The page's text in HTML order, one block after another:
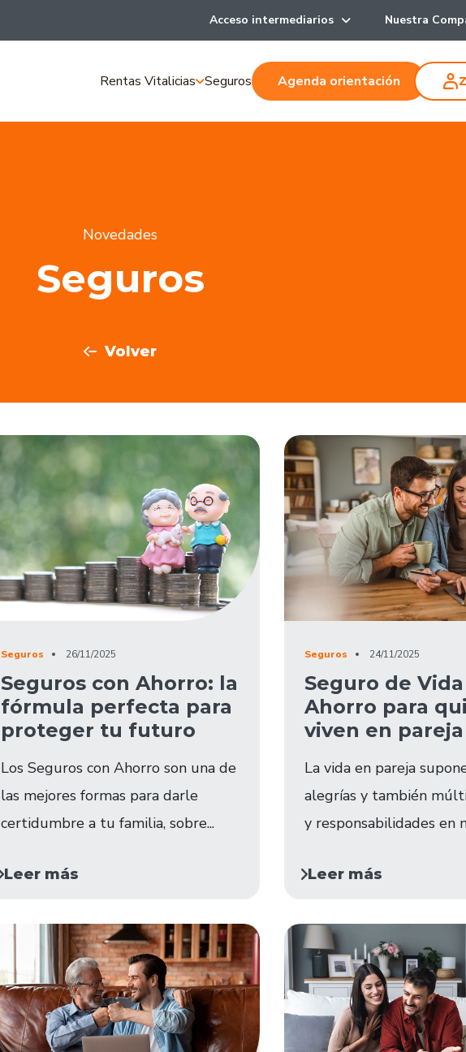
Acceso intermediarios Nuestra
Rentas Vitalicias Seguros Agenda orientación
Novedades
Seguros
Volver
Seguros 26/11/2025
Seguros con Ahorro: la
fórmula perfecta para
proteger tu futuro
Los Seguros con Ahorro son una de
las mejores formas para darle
certidumbre a tu familia, sobre...
Leer más
Seguros 24/11/2025
Seguro de
Ahorro para
viven en pareja
La vida en pareja
alegrías y también
y responsabilidades en
Leer más